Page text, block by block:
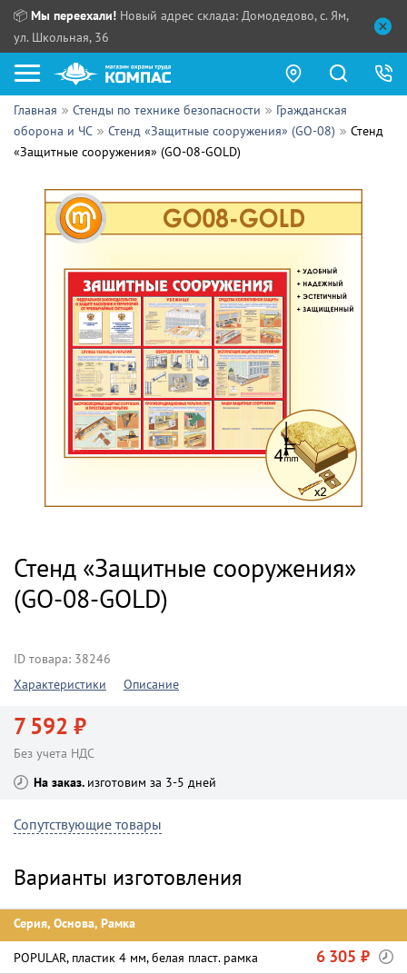
📦 Мы переехали! Новый адрес склада: Домодедово, с. Ям,
ул. Школьная, 36
Как купить?
Прайс-листы
Сотрудничество
Партнерам
Поставщикам
ПН - ЧТ:
ПТ:
Выдача продукции:
Главная Стенды по технике безопасности
Гражданская
оборона и ЧС
Стенд «Защитные сооружения» (GO-08)
Стенд
«Защитные сооружения» (GO-08-GOLD)
Стенд «Защитные сооружения»
(GO-08-GOLD)
ID товара: 38246
Характеристики
Описание
7 592 ₽
Без учета НДС
На заказ изготовим за 3-5 дней
Сопутствующие товары
Варианты изготовления
Серия, Основа, Рамка
POPULAR, пластик 4 мм, белая пласт. рамка 6 305 ₽